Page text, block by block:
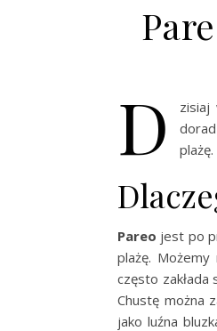
D
zisiaj
plażę.
Pareo jest po
plażę.
często
Chustę można
jako luźna